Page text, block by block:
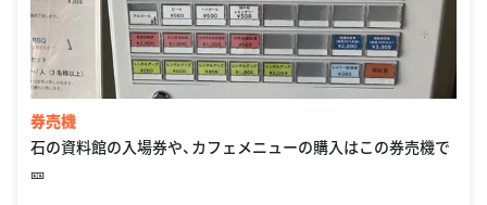
券売機
石の資料館の入場券や、カフェメニューの購入はこの券売機で
🎫